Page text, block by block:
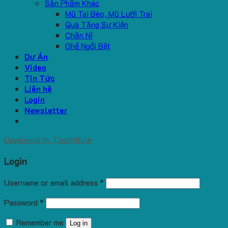
Sản Phẩm Khác
Mũ Tai Bèo, Mũ Lưỡi Trai
Quà Tặng Sự Kiện
Chăn Nỉ
Ghế Ngồi Bệt
Dự Án
Video
Tin Tức
Liên hệ
Login
Newsletter
Developed by Tiepthitute
Login
Username or email address *
Password *
Remember me
Log in